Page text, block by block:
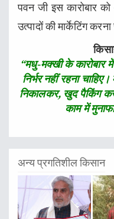
पवन जी इस कारोबार
उत्पादों की मार्केटिंग
“मधु-मक्खी के कारोबार
निर्भर नहीं रहना
निकालकर, खुद पैकिंग
काम में
अन्य प्रगतिशील किसान